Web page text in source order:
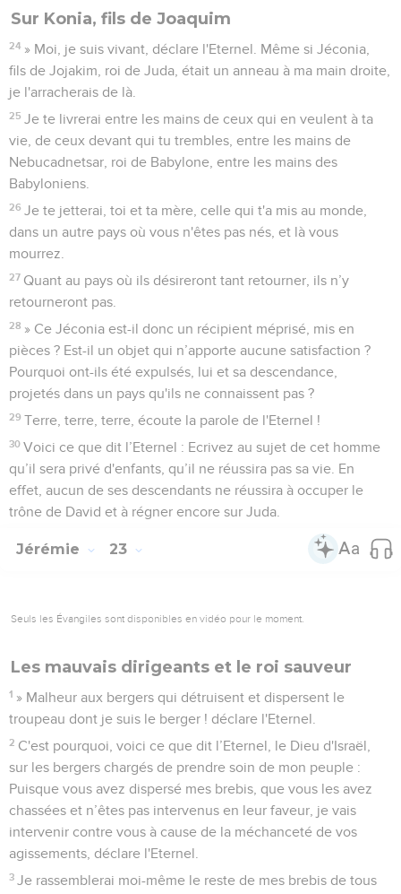
Sur Konia, fils de Joaquim
24 » Moi, je suis vivant, déclare l'Eternel. Même si Jéconia,
fils de Jojakim, roi de Juda, était un anneau à ma main droite,
je l'arracherais de là.
25 Je te livrerai entre les mains de ceux qui en veulent à ta
vie, de ceux devant qui tu trembles, entre les mains de
Nebucadnetsar, roi de Babylone, entre les mains des
Babyloniens.
26 Je te jetterai, toi et ta mère, celle qui t'a mis au monde,
dans un autre pays où vous n'êtes pas nés, et là vous
mourrez.
27 Quant au pays où ils désireront tant retourner, ils n’y
retourneront pas.
28 » Ce Jéconia est-il donc un récipient méprisé, mis en
pièces ? Est-il un objet qui n’apporte aucune satisfaction ?
Pourquoi ont-ils été expulsés, lui et sa descendance,
projetés dans un pays qu'ils ne connaissent pas ?
29 Terre, terre, terre, écoute la parole de l'Eternel !
30 Voici ce que dit l’Eternel : Ecrivez au sujet de cet homme
qu’il sera privé d'enfants, qu’il ne réussira pas sa vie. En
effet, aucun de ses descendants ne réussira à occuper le
trône de David et à régner encore sur Juda.
Jérémie 23
Seuls les Évangiles sont disponibles en vidéo pour le moment.
Les mauvais dirigeants et le roi sauveur
1 » Malheur aux bergers qui détruisent et dispersent le
troupeau dont je suis le berger ! déclare l'Eternel.
2 C'est pourquoi, voici ce que dit l’Eternel, le Dieu d'Israël,
sur les bergers chargés de prendre soin de mon peuple :
Puisque vous avez dispersé mes brebis, que vous les avez
chassées et n’êtes pas intervenus en leur faveur, je vais
intervenir contre vous à cause de la méchanceté de vos
agissements, déclare l'Eternel.
3 Je rassemblerai moi-même le reste de mes brebis de tous